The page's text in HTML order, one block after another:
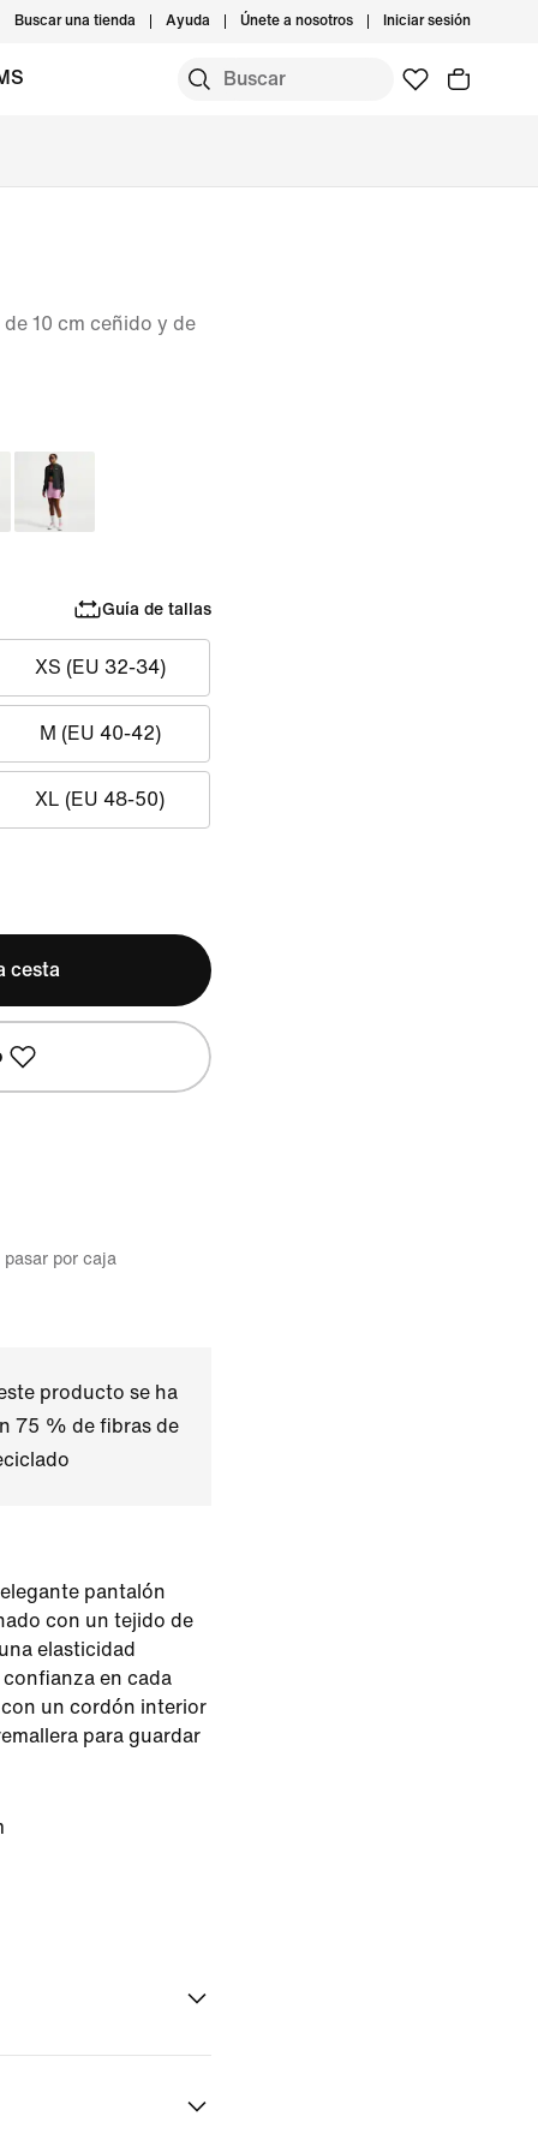
Buscar una tienda Ayuda Únete a nosotros Iniciar sesión
10 cm ceñido y de
Guía de tallas
XS (EU 32-34)
M (EU 40-42)
XL (EU 48-50)
cesta
por caja
producto se ha
75 % de fibras de
pantalón
con un tejido de
elasticidad
en cada
un cordón interior
para guardar